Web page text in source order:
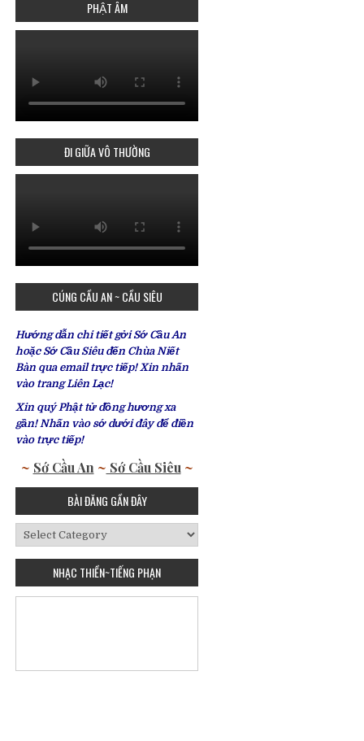
PHẬT ÂM
ĐI GIỮA VÔ THƯỜNG
CÚNG CẦU AN ~ CẦU SIÊU
Hướng dẫn chi tiết gởi Sớ Cầu An
hoặc Sớ Cầu Siêu đến Chùa Niết
Bàn qua email trực tiếp! Xin nhấn
vào trang Liên Lạc!
Xin quý Phật tử đồng hương xa
gần! Nhấn vào sớ dưới đây để điền
vào trực tiếp!
~ Sớ Cầu An ~ Sớ Cầu Siêu ~
BÀI ĐĂNG GẦN ĐÂY
Bài
Đăng
Gần
NHẠC THIỀN~TIẾNG PHẠN